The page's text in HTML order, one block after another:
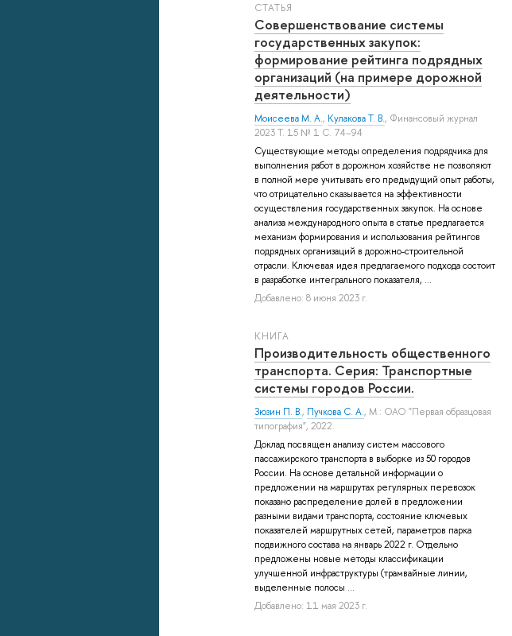
СТАТЬЯ
Совершенствование системы
государственных закупок:
формирование рейтинга подрядных
организаций (на примере дорожной
деятельности)
Моисеева М. А., Кулакова Т. В., Финансовый журнал
2023 Т. 15 № 1 С. 74–94
Существующие методы определения подрядчика для
выполнения работ в дорожном хозяйстве не позволяют
в полной мере учитывать его предыдущий опыт работы,
что отрицательно сказывается на эффективности
осуществления государственных закупок. На основе
анализа международного опыта в статье предлагается
механизм формирования и использования рейтингов
подрядных организаций в дорожно-строительной
отрасли. Ключевая идея предлагаемого подхода состоит
в разработке интегрального показателя, ...
Добавлено: 8 июня 2023 г.
КНИГА
Производительность общественного
транспорта. Серия: Транспортные
системы городов России.
Зюзин П. В., Пучкова С. А., М.: ОАО "Первая образцовая
типография", 2022.
Доклад посвящен анализу систем массового
пассажирского транспорта в выборке из 50 городов
России. На основе детальной информации о
предложении на маршрутах регулярных перевозок
показано распределение долей в предложении
разными видами транспорта, состояние ключевых
показателей маршрутных сетей, параметров парка
подвижного состава на январь 2022 г. Отдельно
предложены новые методы классификации
улучшенной инфраструктуры (трамвайные линии,
выделенные полосы ...
Добавлено: 11 мая 2023 г.